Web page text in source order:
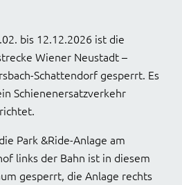
bis 12.12.2026 ist die
Wiener Neustadt –
Schattendorf gesperrt. Es
Schienenersatzverkehr
Park &Ride-Anlage am
links der Bahn ist in diesem
gesperrt, die Anlage rechts